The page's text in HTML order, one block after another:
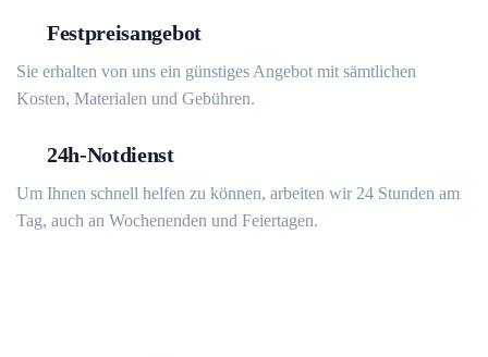
Festpreisangebot
Sie erhalten von uns ein günstiges Angebot mit sämtlichen
Kosten, Materialen und Gebühren.
24h-Notdienst
Um Ihnen schnell helfen zu können, arbeiten wir 24 Stunden am
Tag, auch an Wochenenden und Feiertagen.